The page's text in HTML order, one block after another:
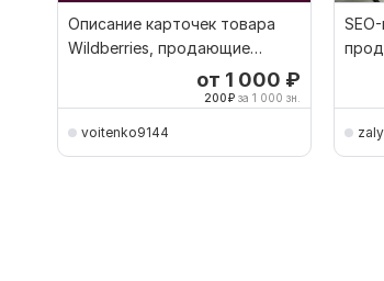
Описание карточек товара
Wildberries, продающие
тексты, копирайтингот 1 000 ₽
200₽ за 1 000 зн.
voitenko9144